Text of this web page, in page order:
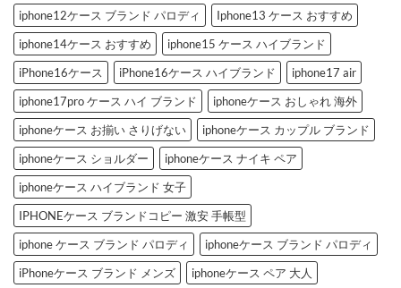
へ
の
3
選
へ
の
iphone12ケース ブランド パロディ
Iphone13 ケース おすすめ
iphone14ケース おすすめ
iphone15 ケース ハイブランド
iPhone16ケース
iPhone16ケース ハイブランド
iphone17 air
iphone17pro ケース ハイ ブランド
iphoneケース おしゃれ 海外
iphoneケース お揃い さりげない
iphoneケース カップル ブランド
iphoneケース ショルダー
iphoneケース ナイキ ペア
iphoneケース ハイブランド 女子
IPHONEケース ブランドコピー 激安 手帳型
iphone ケース ブランド パロディ
iphoneケース ブランド パロディ
iPhoneケース ブランド メンズ
iphoneケース ペア 大人